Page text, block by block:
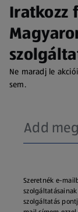
Iratkozz
Ne maradj le
sem.
Szeretnék e-
szolgáltatás